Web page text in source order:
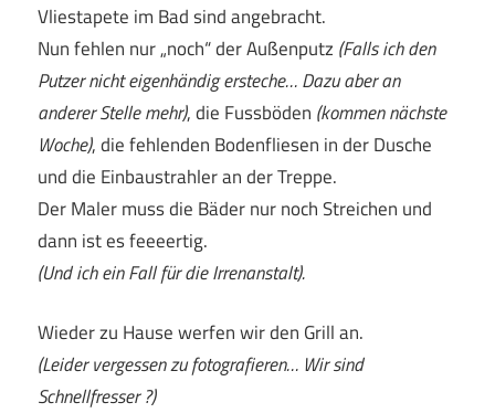
Vliestapete im Bad sind angebracht.
Nun fehlen nur „noch“ der Außenputz (Falls ich den
Putzer nicht eigenhändig ersteche… Dazu aber an
anderer Stelle mehr), die Fussböden (kommen nächste
Woche), die fehlenden Bodenfliesen in der Dusche
und die Einbaustrahler an der Treppe.
Der Maler muss die Bäder nur noch Streichen und
dann ist es feeeertig.
(Und ich ein Fall für die Irrenanstalt).
Wieder zu Hause werfen wir den Grill an.
(Leider vergessen zu fotografieren… Wir sind
Schnellfresser ?)